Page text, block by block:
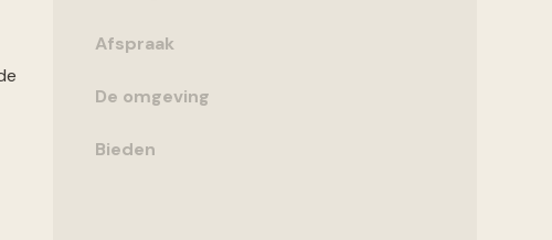
Afspraak
De omgeving
Bieden